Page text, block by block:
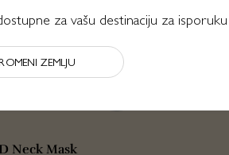
Neck Mask
za vašu destinaciju za isporuku
ZEMLJU